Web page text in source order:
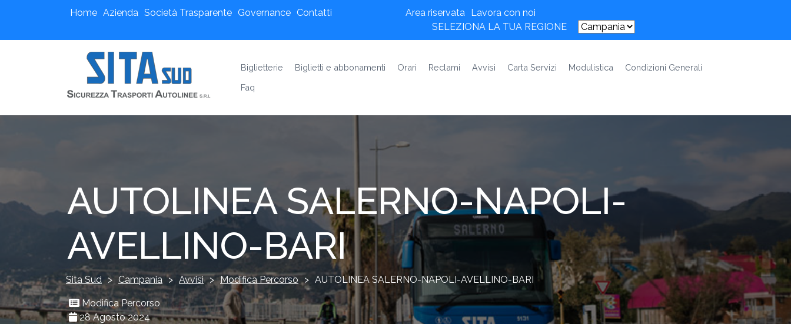
Home Azienda Società Trasparente Governance Contatti Area riservata Lavora con noi
SELEZIONA LA TUA REGIONE
Biglietterie Biglietti e abbonamenti Orari Reclami Avvisi Carta Servizi Modulistica
Condizioni Generali
Faq
AUTOLINEA SALERNO-NAPOLI-
AVELLINO-BARI
Sita Sud > Campania > Avvisi > Modifica Percorso > AUTOLINEA SALERNO-NAPOLI-AVELLINO-BARI
Modifica Percorso
28 Agosto 2024